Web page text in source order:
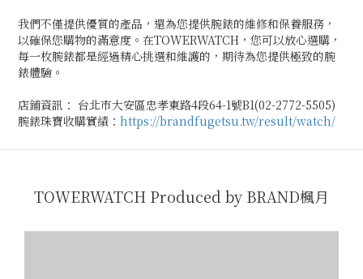
我們不僅提供優質的產品，還為您提供腕錶的維修和保養服務，
以確保您購物的滿意度。在TOWERWATCH，您可以放心選購，
每一枚腕錶都是經過精心挑選和維護的，期待為您提供極致的腕
錶體驗。
店鋪資訊： 台北市大安區忠孝東路4段64-1號B1(02-2772-5505)
腕錶珠寶收購實績： https://brandfugetsu.tw/result/watch/
TOWERWATCH Produced by BRAND楓月